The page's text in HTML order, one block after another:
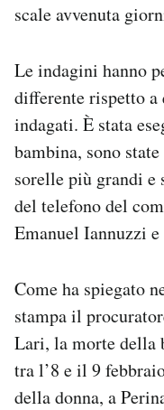
scale avvenuta
Le indagini hanno
differente rispetto a
indagati. È stata
bambina, sono
sorelle più grandi e
del telefono del
Emanuel Iannuzzi
Come ha spiegato
stampa il
Lari, la morte della
tra l’8 e il 9
della donna, a